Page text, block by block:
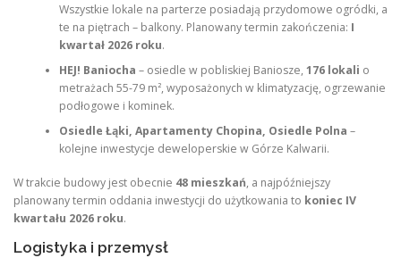
Wszystkie lokale na parterze posiadają przydomowe ogródki, a
te na piętrach – balkony. Planowany termin zakończenia: I
kwartał 2026 roku.
HEJ! Baniocha – osiedle w pobliskiej Baniosze, 176 lokali o
metrażach 55-79 m², wyposażonych w klimatyzację, ogrzewanie
podłogowe i kominek.
Osiedle Łąki, Apartamenty Chopina, Osiedle Polna –
kolejne inwestycje deweloperskie w Górze Kalwarii.
W trakcie budowy jest obecnie 48 mieszkań, a najpóźniejszy
planowany termin oddania inwestycji do użytkowania to koniec IV
kwartału 2026 roku.
Logistyka i przemysł